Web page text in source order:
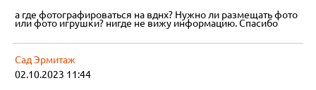
а где фотографироваться на вднх? Нужно ли размещать фото
или фото игрушки? нигде не вижу информацию. Спасибо
Сад Эрмитаж
02.10.2023 11:44